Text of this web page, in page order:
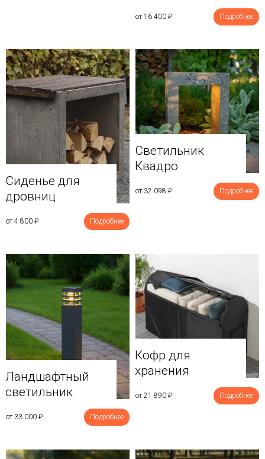
от 16 400 ₽ Подробнее
Сиденье для
дровниц
от 4 800 ₽ Подробнее
Светильник
Квадро
от 32 098 ₽ Подробнее
Ландшафтный
светильник
от 33 000 ₽ Подробнее
Кофр для
хранения
от 21 890 ₽ Подробнее